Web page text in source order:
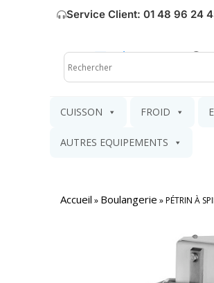
Service Client: 01 48 96 24
CUISSON FROID
AUTRES EQUIPEMENTS
Accueil » Boulangerie »PÉTRIN À